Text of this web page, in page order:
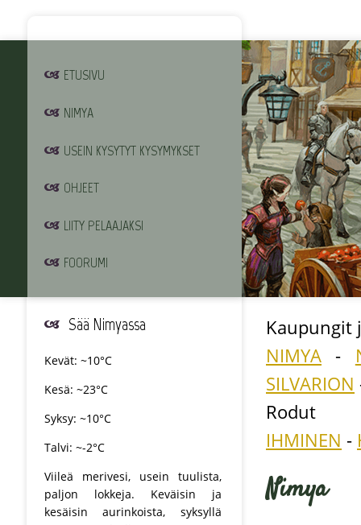
ETUSIVU
NIMYA
USEIN KYSYTYT KYSYMYKSET
OHJEET
LIITY PELAAJAKSI
FOORUMI
Sää Nimyassa
Kevät: ~10°C
Kesä: ~23°C
Syksy: ~10°C
Talvi: ~-2°C
Viileä merivesi, usein tuulista,
paljon lokkeja. Keväisin ja
kesäisin aurinkoista, syksyllä
Kaupungit
NIMYA -
SILVARION
Rodut
IHMINEN -
Nimya